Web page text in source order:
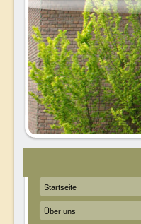
Startseite
Über uns